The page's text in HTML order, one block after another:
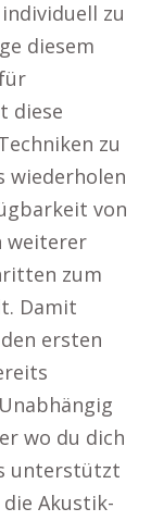
zu
diesem
diese
zu
wiederholen
von
weiterer
zum
Damit
ersten
wo du dich
unterstützt
Akustik-